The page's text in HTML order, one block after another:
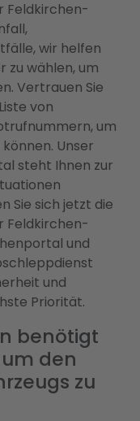
Feldkirchen-
wir helfen
zu wählen, um
Vertrauen Sie
von
um
Unser
steht Ihnen zur
Sie sich jetzt die
Feldkirchen-
und
und
Priorität.
benötigt
den
zu